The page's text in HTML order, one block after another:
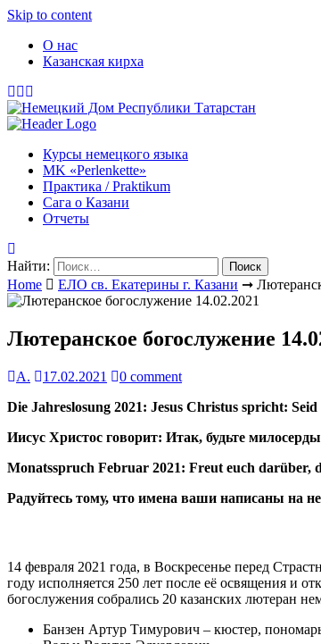
Skip to content
О нас
Казанская кирха
Курсы немецкого языка
МK «Perlenkette»
Практика / Praktikum
Сага о Казани
Отчеты
Найти:
Home
ЕЛО св. Екатерины г. Казани ➞
Лютеранское богослужение
А. 17.02.2021
0 comment
Die Jahreslosung 2021: Jesus Christus spricht:
Иисус Христос говорит: Итак, будьте
Monatsspruch Februar 2021: Freut euch darüber,
Радуйтесь тому, что имена ваши написаны на
14 февраля 2021 года, в Воскресенье перед
году исполняется 250 лет после её освящения и
богослужения собрались 20 казанских лютеран
Банзен Артур Тимурович – кюстер,